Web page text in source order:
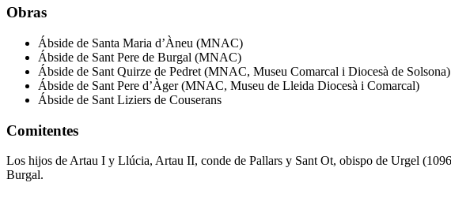
Obras
Ábside de Santa Maria d’Àneu (MNAC)
Ábside de Sant Pere de Burgal (MNAC)
Ábside de Sant Quirze de Pedret (MNAC, Museu Comarcal i Diocesà de Solsona)
Ábside de Sant Pere d’Àger (MNAC, Museu de Lleida Diocesà i Comarcal)
Ábside de Sant Liziers de Couserans
Comitentes
Los hijos de Artau I y Llúcia, Artau II, conde de Pallars y Sant Ot, obispo de Urgel
Burgal.